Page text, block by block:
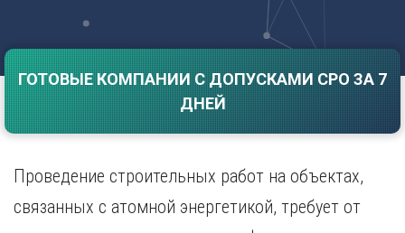
Екатеринбург
И
Иваново
Ижевск
К
Казань
Симферополь
Смоленск
Сочи
Ставрополь
Т
Тамбов
Тольятти
Томск
ГОТОВЫЕ КОМПАНИИ С ДОПУСКАМИ СРО ЗА 7
ДНЕЙ
Проведение строительных работ на объектах,
связанных с атомной энергетикой, требует от